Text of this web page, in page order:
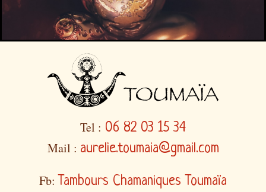
Tel : 06 82 03 15 34
Mail : aurelie.toumaia@gmail.com
Fb:Tambours Chamaniques Toumaïa